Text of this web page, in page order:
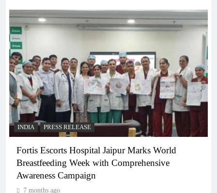
INDIA PRESS RELEASE
Fortis Escorts Hospital Jaipur Marks World
Breastfeeding Week with Comprehensive
Awareness Campaign
7 months ago